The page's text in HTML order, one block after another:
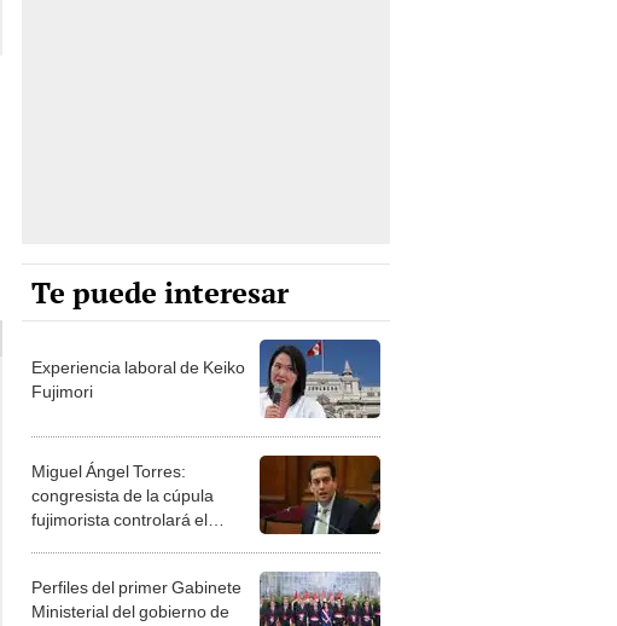
Te puede interesar
Experiencia laboral de Keiko
Fujimori
Miguel Ángel Torres:
congresista de la cúpula
fujimorista controlará el
Perfiles del primer Gabinete
Ministerial del gobierno de